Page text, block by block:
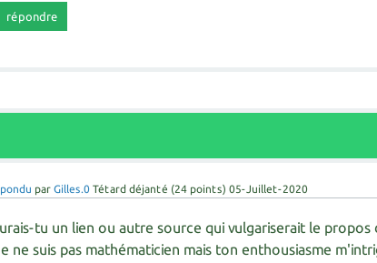
parGilles.0 Tétard déjanté (24 points) 05-Juillet-2020
tu un lien ou autre source qui vulgariserait le propos
ne suis pas mathématicien mais ton enthousiasme